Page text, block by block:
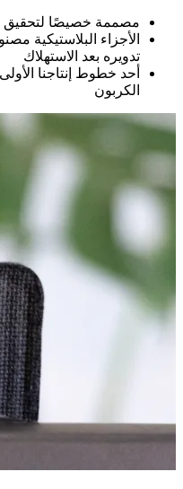
مصممة خصيصًا لتحقيق
تدويره بعد الاستهلاك
أحد خطوط إنتاجنا
الكربون